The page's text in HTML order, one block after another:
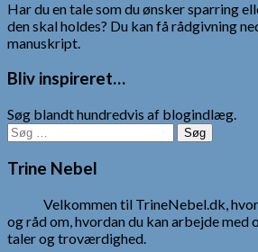
Har du en tale som du ønsker sparring
den skal holdes? Du kan få rådgivning
manuskript.
Bliv inspireret…
Søg blandt hundredvis af blogindlæg.
Søg
efter:
Trine Nebel
Velkommen til TrineNebel.dk,
og råd om, hvordan du kan arbejde med
taler og troværdighed.